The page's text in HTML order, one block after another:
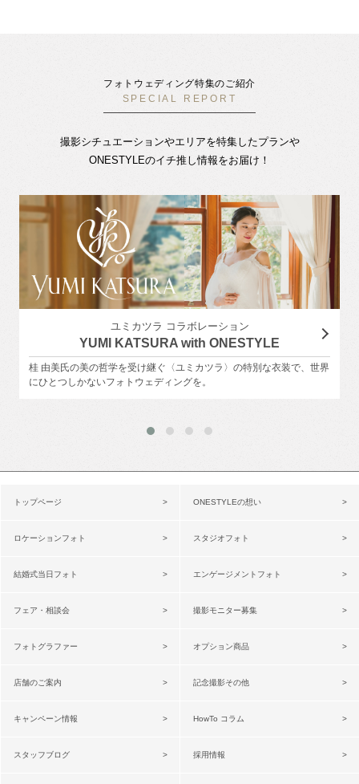
フォトウェディング特集のご紹介
SPECIAL REPORT
撮影シチュエーションやエリアを特集したプランや
ONESTYLEのイチ推し情報をお届け！
ユミカツラ コラボレーション
YUMI KATSURA with ONESTYLE
桂 由美氏の美の哲学を受け継ぐ〈ユミカツラ〉の特別な衣装で、世界
にひとつしかないフォトウェディングを。
トップページ ONESTYLEの想い
ロケーションフォト スタジオフォト
結婚式当日フォト エンゲージメントフォト
フェア・相談会 撮影モニター募集
フォトグラファー オプション商品
店舗のご案内 記念撮影その他
キャンペーン情報 HowTo コラム
スタッフブログ 採用情報